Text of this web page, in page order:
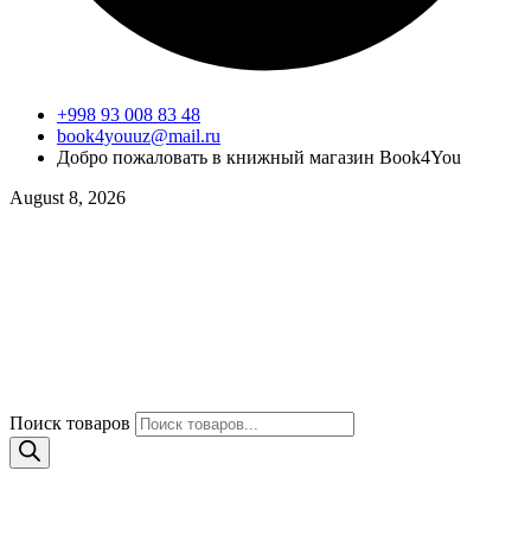
+998 93 008 83 48
book4youuz@mail.ru
Добро пожаловать в книжный магазин Book4You
August 8, 2026
Поиск товаров